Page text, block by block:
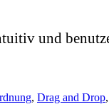
und
, Drag and Drop,